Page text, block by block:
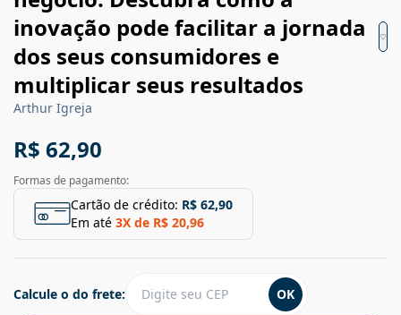
inovação pode facilitar a jornada
dos seus consumidores e
multiplicar seus resultados
Arthur Igreja
R$ 62,90
Formas de pagamento:
Cartão de crédito: R$ 62,90
Em até 3X de R$ 20,96
Calcule o do frete: OK